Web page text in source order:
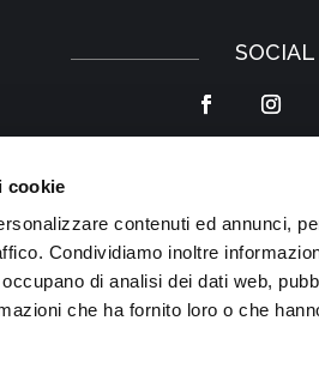
cookie
contenuti ed annunci,
Condividiamo inoltre
di analisi dei dati web,
che ha fornito loro o che
SOCIAL